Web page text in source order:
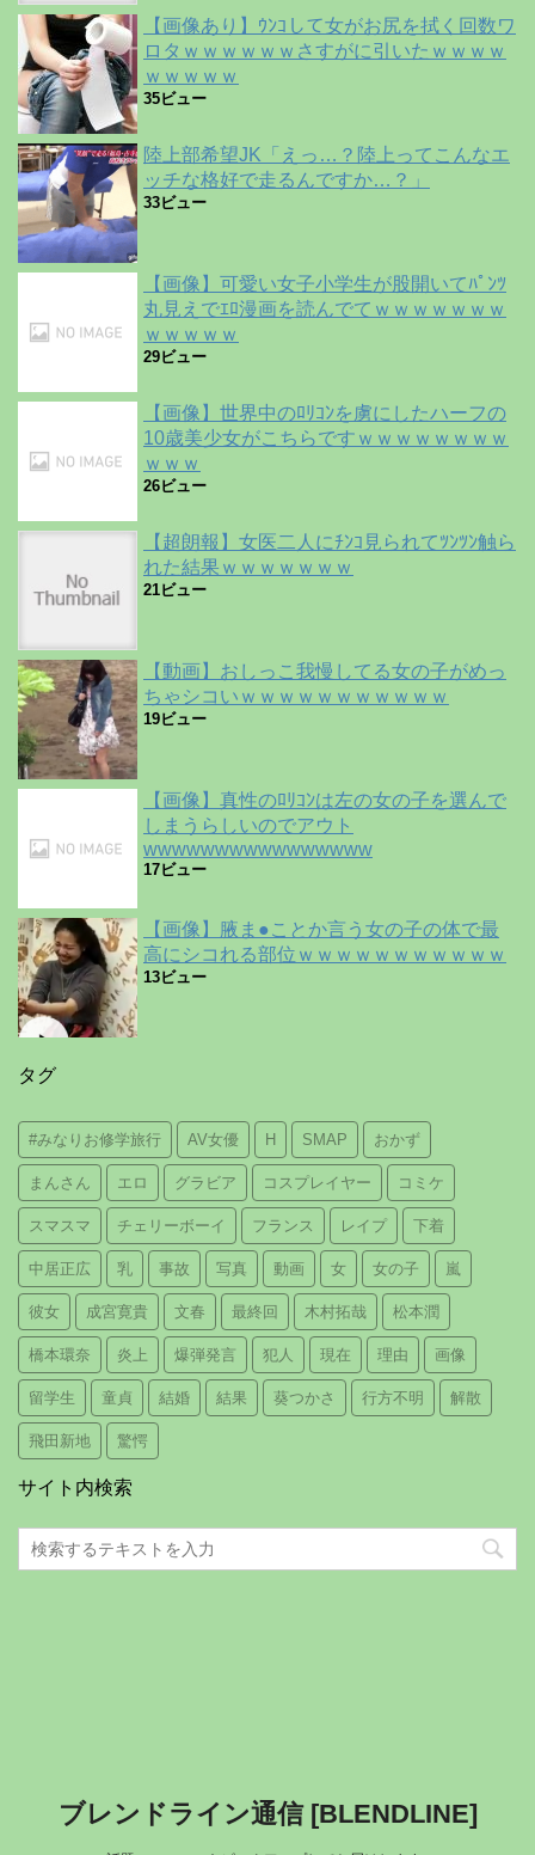
【画像あり】ｳﾝｺして女がお尻を拭く回数ワ
ロタｗｗｗｗｗｗさすがに引いたｗｗｗｗ
ｗｗｗｗｗ
35ビュー
陸上部希望JK「えっ…？陸上ってこんなエ
ッチな格好で走るんですか…？」
33ビュー
【画像】可愛い女子小学生が股開いてﾊﾟﾝﾂ
丸見えでｴﾛ漫画を読んでてｗｗｗｗｗｗｗ
ｗｗｗｗｗ
29ビュー
【画像】世界中のﾛﾘｺﾝを虜にしたハーフの
10歳美少女がこちらですｗｗｗｗｗｗｗｗ
ｗｗｗ
26ビュー
【超朗報】女医二人にﾁﾝｺ見られてﾂﾝﾂﾝ触ら
れた結果ｗｗｗｗｗｗｗ
21ビュー
【動画】おしっこ我慢してる女の子がめっ
ちゃシコいｗｗｗｗｗｗｗｗｗｗｗ
19ビュー
【画像】真性のﾛﾘｺﾝは左の女の子を選んで
しまうらしいのでアウト
wwwwwwwwwwwwwwww
17ビュー
【画像】腋ま●ことか言う女の子の体で最
高にシコれる部位ｗｗｗｗｗｗｗｗｗｗｗ
13ビュー
タグ
#みなりお修学旅行 AV女優 H SMAP おかず
まんさん エロ グラビア コスプレイヤー コミケ
スマスマ チェリーボーイ フランス レイプ 下着
中居正広 乳 事故 写真 動画 女 女の子 嵐
彼女 成宮寛貴 文春 最終回 木村拓哉 松本潤
橋本環奈 炎上 爆弾発言 犯人 現在 理由 画像
留学生 童貞 結婚 結果 葵つかさ 行方不明 解散
飛田新地 驚愕
サイト内検索
ブレンドライン通信 [BLENDLINE]